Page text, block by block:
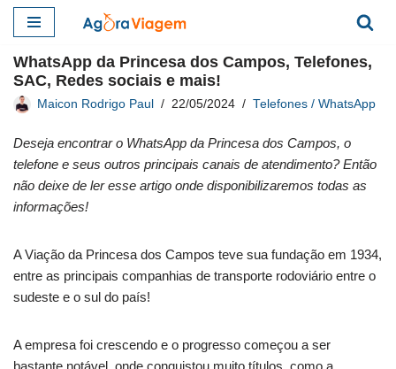
para
o
conteúdo
WhatsApp da Princesa dos Campos, Telefones,
SAC, Redes sociais e mais!
Maicon Rodrigo Paul 22/05/2024 Telefones / WhatsApp
Deseja encontrar o WhatsApp da Princesa dos Campos, o
telefone e seus outros principais canais de atendimento? Então
não deixe de ler esse artigo onde disponibilizaremos todas as
informações!
A Viação da Princesa dos Campos teve sua fundação em 1934,
entre as principais companhias de transporte rodoviário entre o
sudeste e o sul do país!
A empresa foi crescendo e o progresso começou a ser